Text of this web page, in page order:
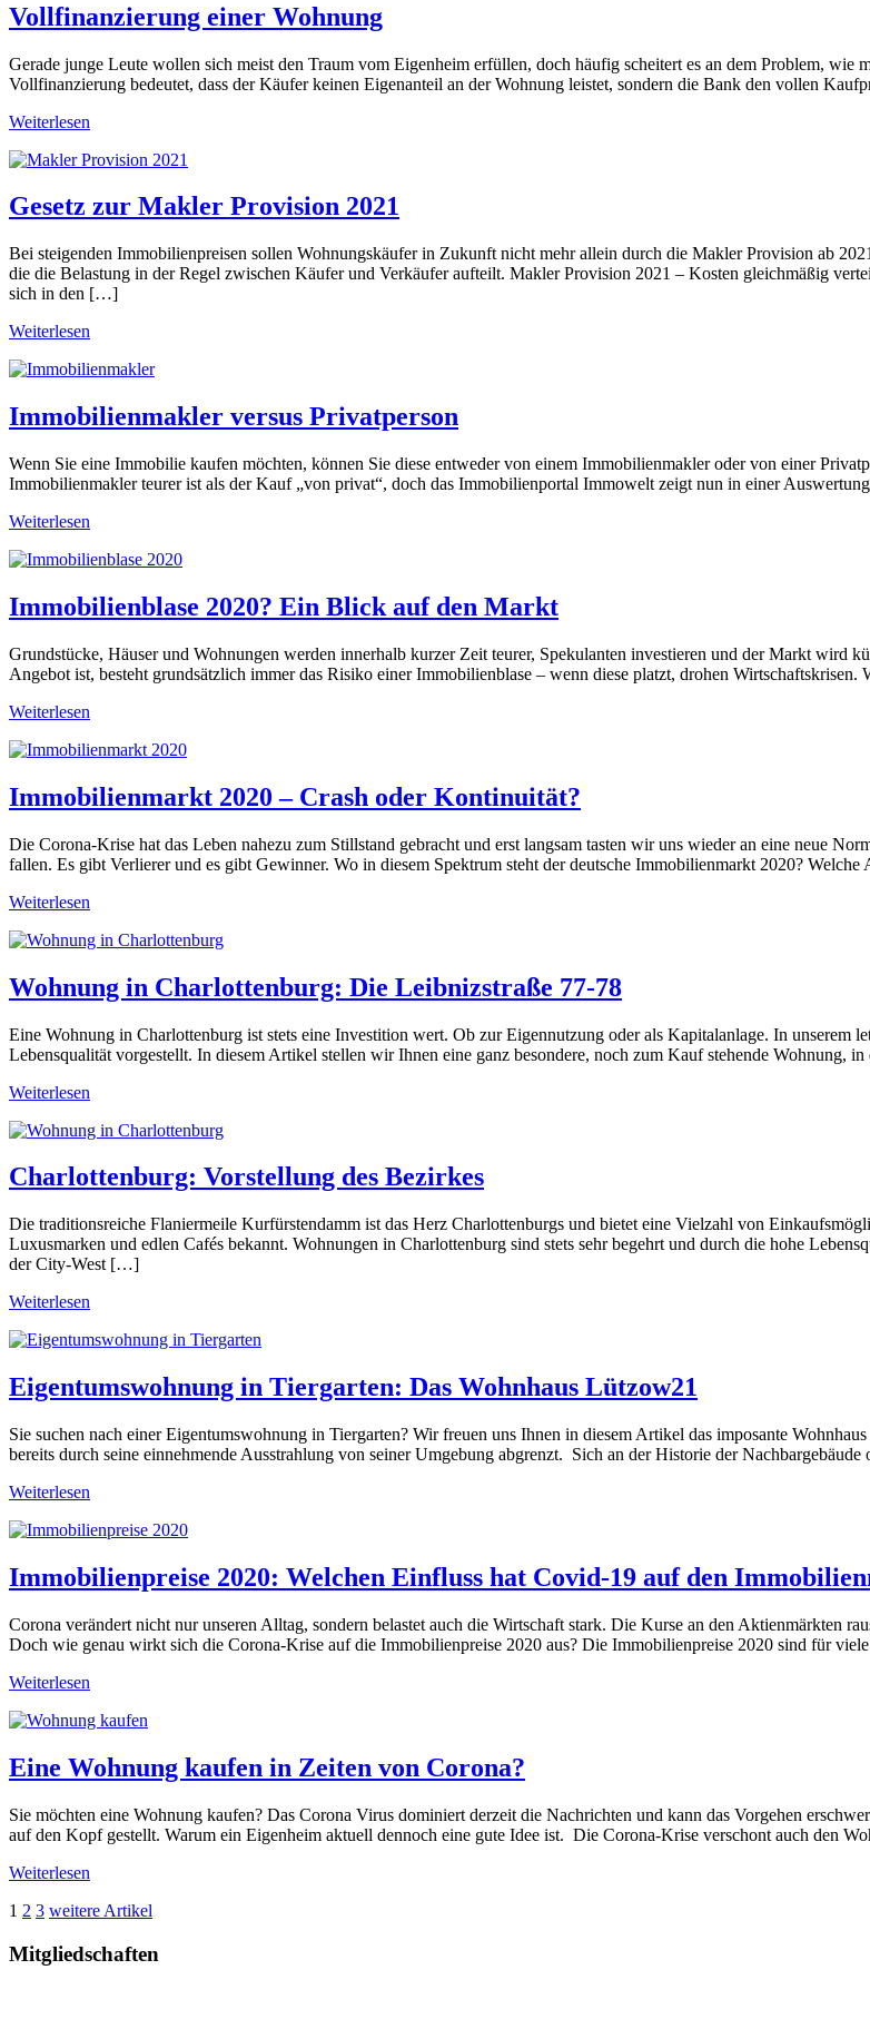
Vollfinanzierung einer Wohnung
Gerade junge Leute wollen sich meist den Traum vom Eigenheim erfüllen, doch häufig scheitert es an dem Problem,
Vollfinanzierung bedeutet, dass der Käufer keinen Eigenanteil an der Wohnung leistet, sondern die Bank den vollen
Weiterlesen
Gesetz zur Makler Provision 2021
Bei steigenden Immobilienpreisen sollen Wohnungskäufer in Zukunft nicht mehr allein durch die Makler Provision ab
die die Belastung in der Regel zwischen Käufer und Verkäufer aufteilt. Makler Provision 2021 – Kosten gleichmäßig
sich in den […]
Weiterlesen
Immobilienmakler versus Privatperson
Wenn Sie eine Immobilie kaufen möchten, können Sie diese entweder von einem Immobilienmakler oder von einer
Immobilienmakler teurer ist als der Kauf „von privat“, doch das Immobilienportal Immowelt zeigt nun in einer
Weiterlesen
Immobilienblase 2020? Ein Blick auf den Markt
Grundstücke, Häuser und Wohnungen werden innerhalb kurzer Zeit teurer, Spekulanten investieren und der Markt wird
Angebot ist, besteht grundsätzlich immer das Risiko einer Immobilienblase – wenn diese platzt, drohen
Weiterlesen
Immobilienmarkt 2020 – Crash oder Kontinuität?
Die Corona-Krise hat das Leben nahezu zum Stillstand gebracht und erst langsam tasten wir uns wieder an eine neue
fallen. Es gibt Verlierer und es gibt Gewinner. Wo in diesem Spektrum steht der deutsche Immobilienmarkt 2020?
Weiterlesen
Wohnung in Charlottenburg: Die Leibnizstraße 77-78
Eine Wohnung in Charlottenburg ist stets eine Investition wert. Ob zur Eigennutzung oder als Kapitalanlage. In
Lebensqualität vorgestellt. In diesem Artikel stellen wir Ihnen eine ganz besondere, noch zum Kauf stehende
Weiterlesen
Charlottenburg: Vorstellung des Bezirkes
Die traditionsreiche Flaniermeile Kurfürstendamm ist das Herz Charlottenburgs und bietet eine Vielzahl von
Luxusmarken und edlen Cafés bekannt. Wohnungen in Charlottenburg sind stets sehr begehrt und durch die hohe
der City-West […]
Weiterlesen
Eigentumswohnung in Tiergarten: Das Wohnhaus Lützow21
Sie suchen nach einer Eigentumswohnung in Tiergarten? Wir freuen uns Ihnen in diesem Artikel das imposante
bereits durch seine einnehmende Ausstrahlung von seiner Umgebung abgrenzt. Sich an der Historie der
Weiterlesen
Immobilienpreise 2020: Welchen Einfluss hat Covid-19 auf den
Corona verändert nicht nur unseren Alltag, sondern belastet auch die Wirtschaft stark. Die Kurse an den Aktienmärkten
Doch wie genau wirkt sich die Corona-Krise auf die Immobilienpreise 2020 aus? Die Immobilienpreise 2020 sind für
Weiterlesen
Eine Wohnung kaufen in Zeiten von Corona?
Sie möchten eine Wohnung kaufen? Das Corona Virus dominiert derzeit die Nachrichten und kann das Vorgehen
auf den Kopf gestellt. Warum ein Eigenheim aktuell dennoch eine gute Idee ist. Die Corona-Krise verschont auch den
Weiterlesen
Seitennummerierung
der
Beiträge
1 2 3 weitere Artikel
Mitgliedschaften